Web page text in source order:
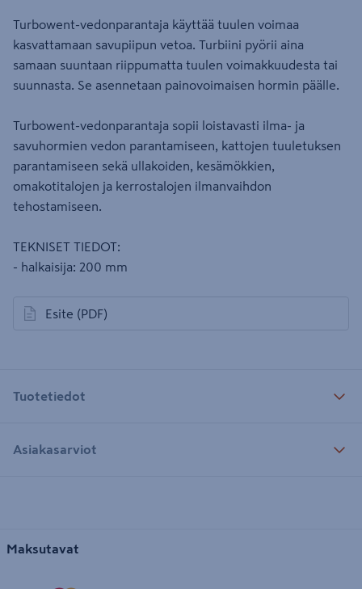
Turbowent-vedonparantaja käyttää tuulen voimaa
kasvattamaan savupiipun vetoa. Turbiini pyörii aina
samaan suuntaan riippumatta tuulen voimakkuudesta tai
suunnasta. Se asennetaan painovoimaisen hormin päälle.
Turbowent-vedonparantaja sopii loistavasti ilma- ja
savuhormien vedon parantamiseen, kattojen tuuletuksen
parantamiseen sekä ullakoiden, kesämökkien,
omakotitalojen ja kerrostalojen ilmanvaihdon
tehostamiseen.
TEKNISET TIEDOT:
- halkaisija: 200 mm
Esite (PDF)
avautuu uuteen välilehteen
Tuotetiedot
Asiakasarviot
Maksutavat